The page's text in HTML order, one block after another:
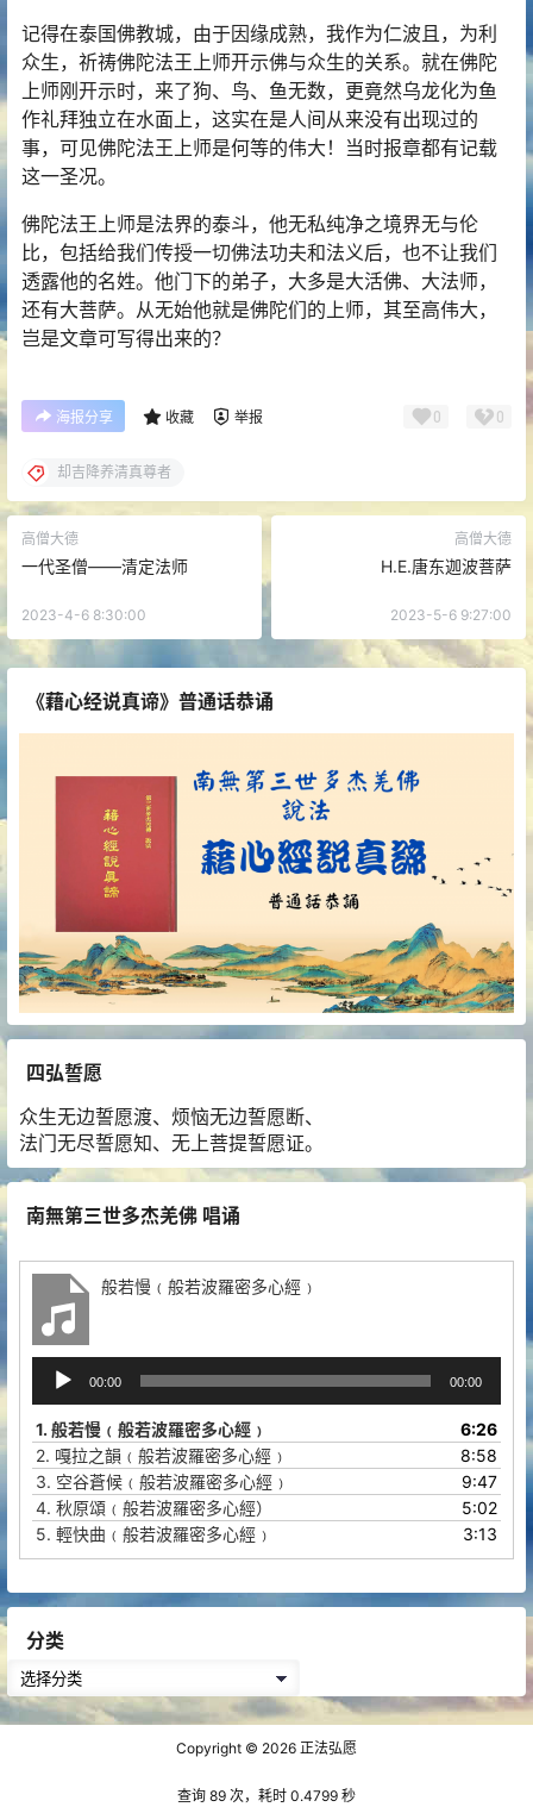
记得在泰国佛教城，由于因缘成熟，我作为仁波且，为利
众生，祈祷佛陀法王上师开示佛与众生的关系。就在佛陀
上师刚开示时，来了狗、鸟、鱼无数，更竟然乌龙化为鱼
作礼拜独立在水面上，这实在是人间从来没有出现过的
事，可见佛陀法王上师是何等的伟大！当时报章都有记载
这一圣况。
佛陀法王上师是法界的泰斗，他无私纯净之境界无与伦
比，包括给我们传授一切佛法功夫和法义后，也不让我们
透露他的名姓。他门下的弟子，大多是大活佛、大法师，
还有大菩萨。从无始他就是佛陀们的上师，其至高伟大，
岂是文章可写得出来的？
海报分享 收藏 举报 0 0
却吉降养清真尊者
高僧大德
一代圣僧——清定法师
2023-4-6 8:30:00
高僧大德
H.E.唐东迦波菩萨
2023-5-6 9:27:00
《藉心经说真谛》普通话恭诵
四弘誓愿
众生无边誓愿渡、烦恼无边誓愿断、
法门无尽誓愿知、无上菩提誓愿证。
南無第三世多杰羌佛 唱诵
般若慢﹙般若波羅密多心經﹚
播
放
器
00:00 00:00
1. 般若慢﹙般若波羅密多心經﹚
6:26
2. 嘎拉之韻﹙般若波羅密多心經﹚
8:58
3. 空谷蒼候﹙般若波羅密多心經﹚
9:47
4. 秋原頌﹙般若波羅密多心經）
5:02
5. 輕快曲﹙般若波羅密多心經﹚ 3:13
分类
分
类
Copyright © 2026 正法弘愿
查询 89 次，耗时 0.4799 秒